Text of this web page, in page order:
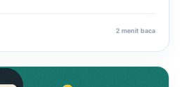
2 menit baca